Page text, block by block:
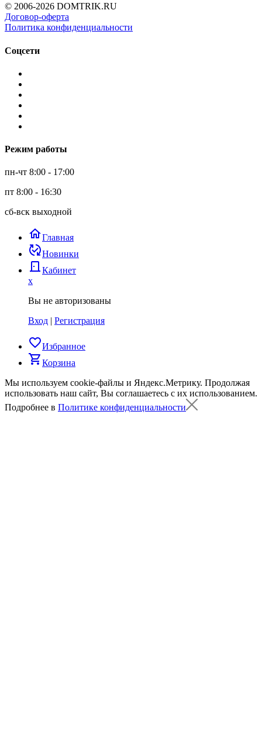
© 2006-2026 DOMTRIK.RU
Договор-оферта
Политика конфиденциальности
Соцсети
Режим работы
пн-чт 8:00 - 17:00
пт 8:00 - 16:30
сб-вск выходной
homeГлавная
published_with_changesНовинки
door_back Кабинет
x
Вы не авторизованы
Вход | Регистрация
favorite_borderИзбранное
shopping_cartКорзина
Мы используем cookie-файлы и Яндекс.Метрику. Продолжая
использовать наш сайт, Вы соглашаетесь с их использованием.
Подробнее в Политике конфиденциальности